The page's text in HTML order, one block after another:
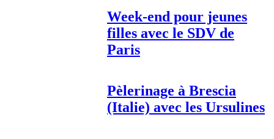
Week-end pour jeunes
filles avec le SDV de
Paris
Pèlerinage à Brescia
(Italie) avec les Ursulines